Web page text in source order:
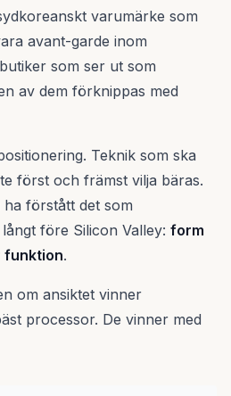
varumärke som
avant-garde inom
som ser ut som
av dem förknippas med
Teknik som ska
först och främst vilja bäras.
förstått det som
före Silicon Valley: form
funktion.
om ansiktet vinner
processor. De vinner med